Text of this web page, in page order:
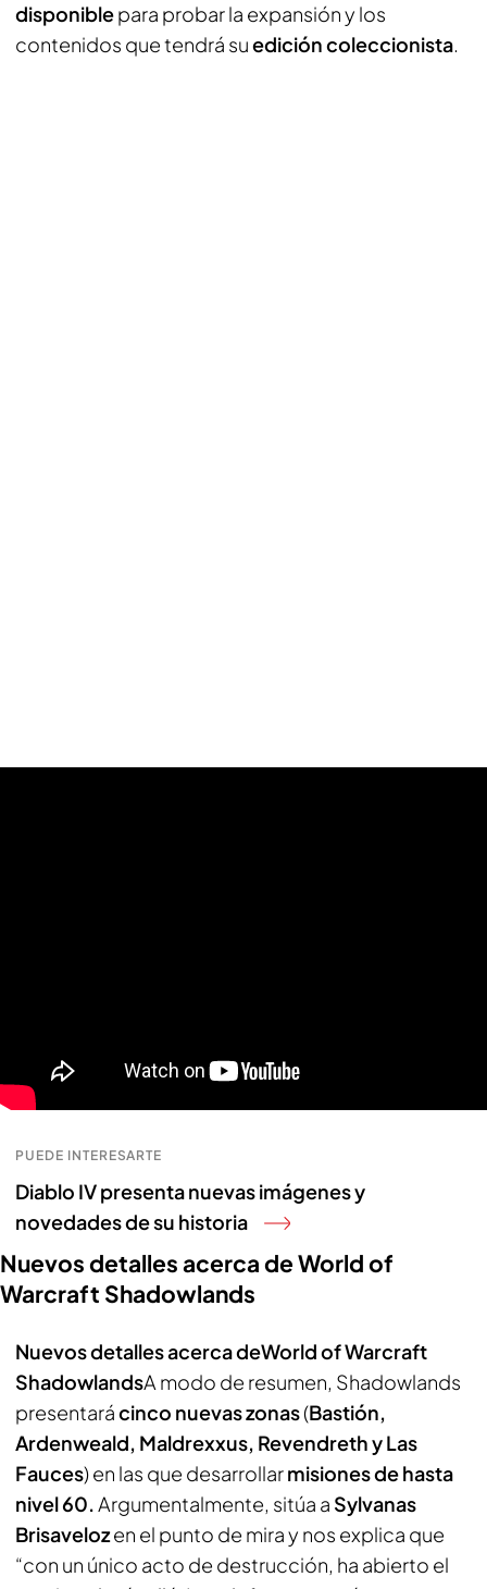
disponiblepara probar la expansión y los
contenidos que tendrá suedición coleccionista.
PUEDE INTERESARTE
Diablo IV presenta nuevas imágenes y
novedades de su historia
Nuevos detalles acerca de World of
Warcraft Shadowlands
Nuevos detalles acerca deWorld of Warcraft
ShadowlandsA modo de resumen, Shadowlands
presentarácinco nuevas zonas(Bastión,
Ardenweald, Maldrexxus, Revendreth y Las
Fauces) en las que desarrollarmisiones de hasta
nivel 60.Argumentalmente, sitúa a Sylvanas
Brisavelozen el punto de mira y nos explica que
“con un único acto de destrucción, ha abierto el